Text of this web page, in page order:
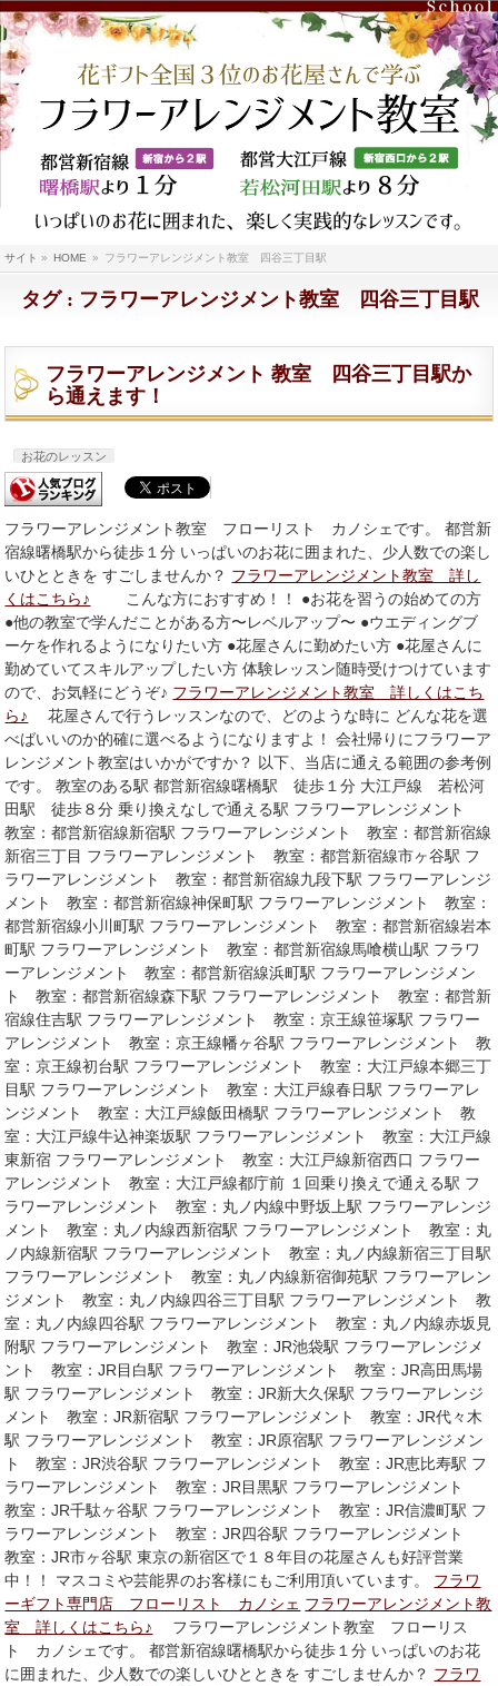
サイト » HOME » フラワーアレンジメント教室 四谷三丁目駅
タグ : フラワーアレンジメント教室 四谷三丁目駅
フラワーアレンジメント 教室 四谷三丁目駅か
ら通えます！
お花のレッスン
フラワーアレンジメント教室 フローリスト カノシェです。 都営新
宿線曙橋駅から徒歩１分 いっぱいのお花に囲まれた、少人数での楽し
いひとときを すごしませんか？ フラワーアレンジメント教室 詳し
くはこちら♪ こんな方におすすめ！！ ●お花を習うの始めての方
●他の教室で学んだことがある方〜レベルアップ〜 ●ウエディングブ
ーケを作れるようになりたい方 ●花屋さんに勤めたい方 ●花屋さんに
勤めていてスキルアップしたい方 体験レッスン随時受けつけています
ので、お気軽にどうぞ♪ フラワーアレンジメント教室 詳しくはこち
ら♪ 花屋さんで行うレッスンなので、どのような時に どんな花を選
べばいいのか的確に選べるようになりますよ！ 会社帰りにフラワーア
レンジメント教室はいかがですか？ 以下、当店に通える範囲の参考例
です。 教室のある駅 都営新宿線曙橋駅 徒歩１分 大江戸線 若松河
田駅 徒歩８分 乗り換えなしで通える駅 フラワーアレンジメント
教室：都営新宿線新宿駅 フラワーアレンジメント 教室：都営新宿線
新宿三丁目 フラワーアレンジメント 教室：都営新宿線市ヶ谷駅 フ
ラワーアレンジメント 教室：都営新宿線九段下駅 フラワーアレンジ
メント 教室：都営新宿線神保町駅 フラワーアレンジメント 教室：
都営新宿線小川町駅 フラワーアレンジメント 教室：都営新宿線岩本
町駅 フラワーアレンジメント 教室：都営新宿線馬喰横山駅 フラワ
ーアレンジメント 教室：都営新宿線浜町駅 フラワーアレンジメン
ト 教室：都営新宿線森下駅 フラワーアレンジメント 教室：都営新
宿線住吉駅 フラワーアレンジメント 教室：京王線笹塚駅 フラワー
アレンジメント 教室：京王線幡ヶ谷駅 フラワーアレンジメント 教
室：京王線初台駅 フラワーアレンジメント 教室：大江戸線本郷三丁
目駅 フラワーアレンジメント 教室：大江戸線春日駅 フラワーアレ
ンジメント 教室：大江戸線飯田橋駅 フラワーアレンジメント 教
室：大江戸線牛込神楽坂駅 フラワーアレンジメント 教室：大江戸線
東新宿 フラワーアレンジメント 教室：大江戸線新宿西口 フラワー
アレンジメント 教室：大江戸線都庁前 １回乗り換えで通える駅 フ
ラワーアレンジメント 教室：丸ノ内線中野坂上駅 フラワーアレンジ
メント 教室：丸ノ内線西新宿駅 フラワーアレンジメント 教室：丸
ノ内線新宿駅 フラワーアレンジメント 教室：丸ノ内線新宿三丁目駅
フラワーアレンジメント 教室：丸ノ内線新宿御苑駅 フラワーアレン
ジメント 教室：丸ノ内線四谷三丁目駅 フラワーアレンジメント 教
室：丸ノ内線四谷駅 フラワーアレンジメント 教室：丸ノ内線赤坂見
附駅 フラワーアレンジメント 教室：JR池袋駅 フラワーアレンジメ
ント 教室：JR目白駅 フラワーアレンジメント 教室：JR高田馬場
駅 フラワーアレンジメント 教室：JR新大久保駅 フラワーアレンジ
メント 教室：JR新宿駅 フラワーアレンジメント 教室：JR代々木
駅 フラワーアレンジメント 教室：JR原宿駅 フラワーアレンジメン
ト 教室：JR渋谷駅 フラワーアレンジメント 教室：JR恵比寿駅 フ
ラワーアレンジメント 教室：JR目黒駅 フラワーアレンジメント
教室：JR千駄ヶ谷駅 フラワーアレンジメント 教室：JR信濃町駅 フ
ラワーアレンジメント 教室：JR四谷駅 フラワーアレンジメント
教室：JR市ヶ谷駅 東京の新宿区で１８年目の花屋さんも好評営業
中！！ マスコミや芸能界のお客様にもご利用頂いています。 フラワ
ーギフト専門店 フローリスト カノシェ フラワーアレンジメント教
室 詳しくはこちら♪ フラワーアレンジメント教室 フローリス
ト カノシェです。 都営新宿線曙橋駅から徒歩１分 いっぱいのお花
に囲まれた、少人数での楽しいひとときを すごしませんか？ フラワ